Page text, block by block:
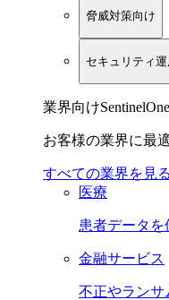
脅威対策向け
セキュリティ
業界向けSentinelOne
お客様の業界に最
すべての業界を見る
医療
患者データを
金融サービス
不正やランサ